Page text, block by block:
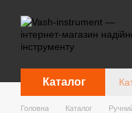
Каталог
Головна Каталог